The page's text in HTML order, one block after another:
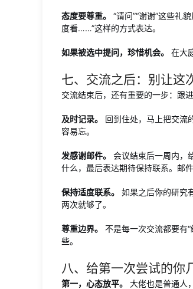
态度要尊重。
“请问”“谢谢”这些礼
度看……”这样的方式表达。
如果被选中提问，珍惜机会。 在大
七、交流之后：别让这
交流结束后，还有重要的一步：跟进
及时记录。
回到住处，马上把交流
容易忘。
发感谢邮件。
会议结束后一周内，
什么，最后表达期待保持联系。邮
保持适度联系。
如果之后你的研究
两次就够了。
尊重边界。
不是每一次交流都要有
些。
八、给第一次尝试的你
第一，心态放平。
大佬也是普通人